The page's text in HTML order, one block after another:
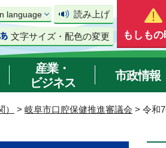
language 読み上げ
文字サイズ・配色の変更 もしも
産業・
ビジネス
市政情報
> 岐阜市口腔保健推進審議会 > 令和